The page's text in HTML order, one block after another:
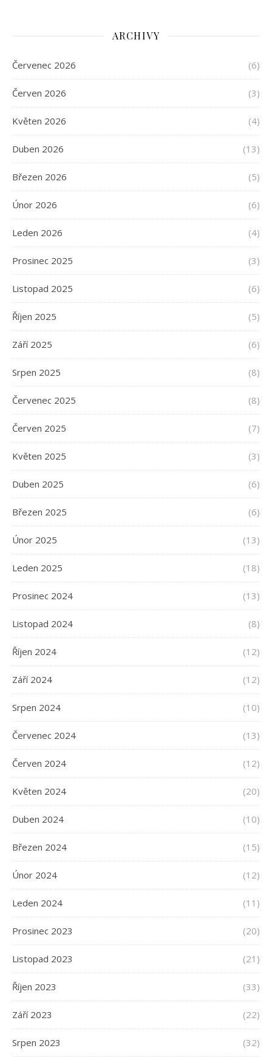
ARCHIVY
Červenec 2026 (6)
Červen 2026 (3)
Květen 2026 (4)
Duben 2026 (13)
Březen 2026 (5)
Únor 2026 (6)
Leden 2026 (4)
Prosinec 2025 (3)
Listopad 2025 (6)
Říjen 2025 (5)
Září 2025 (6)
Srpen 2025 (8)
Červenec 2025 (8)
Červen 2025 (7)
Květen 2025 (3)
Duben 2025 (6)
Březen 2025 (6)
Únor 2025 (13)
Leden 2025 (18)
Prosinec 2024 (13)
Listopad 2024 (8)
Říjen 2024 (12)
Září 2024 (12)
Srpen 2024 (10)
Červenec 2024 (13)
Červen 2024 (12)
Květen 2024 (20)
Duben 2024 (10)
Březen 2024 (15)
Únor 2024 (12)
Leden 2024 (11)
Prosinec 2023 (20)
Listopad 2023 (21)
Říjen 2023 (33)
Září 2023 (22)
Srpen 2023 (32)